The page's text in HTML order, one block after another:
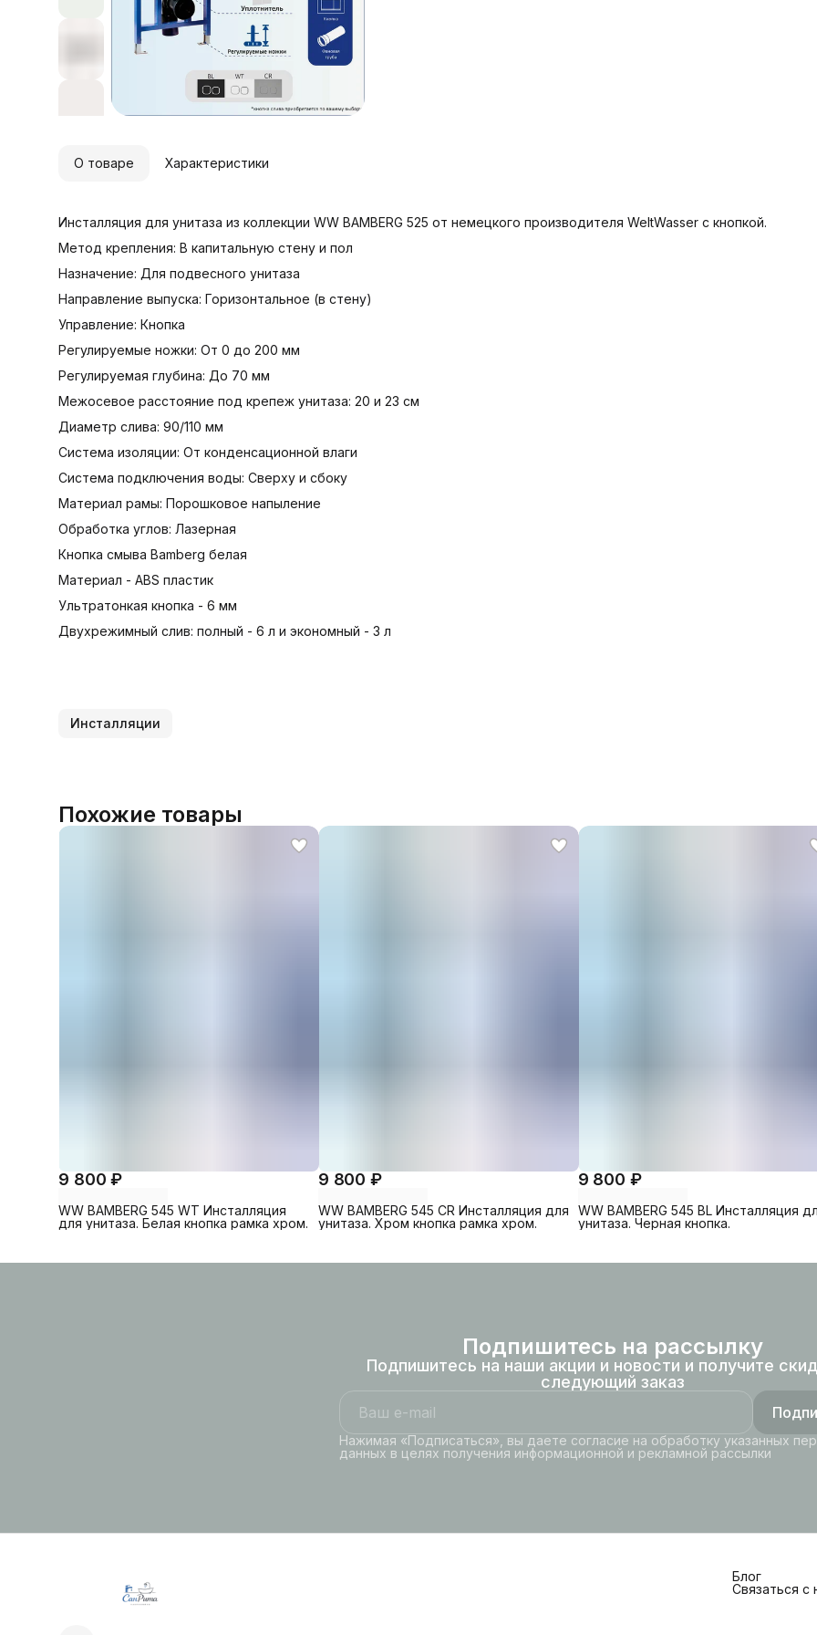
О товаре Характеристики
Инсталляция для унитаза из коллекции WW BAMBERG 525 от немецкого производителя WeltWasser с кнопкой.
Метод крепления: В капитальную стену и пол
Назначение: Для подвесного унитаза
Направление выпуска: Горизонтальное (в стену)
Управление: Кнопка
Регулируемые ножки: От 0 до 200 мм
Регулируемая глубина: До 70 мм
Межосевое расстояние под крепеж унитаза: 20 и 23 см
Диаметр слива: 90/110 мм
Система изоляции: От конденсационной влаги
Система подключения воды: Сверху и сбоку
Материал рамы: Порошковое напыление
Обработка углов: Лазерная
Кнопка смыва Bamberg белая
Материал - ABS пластик
Ультратонкая кнопка - 6 мм
Двухрежимный слив: полный - 6 л и экономный - 3 л
Инсталляции
Похожие товары
9 800 ₽
WW BAMBERG 545 WT Инсталляция
для унитаза. Белая кнопка рамка хром.
9 800 ₽
WW BAMBERG 545 CR Инсталляция для
унитаза. Хром кнопка рамка хром.
9 800 ₽
WW BAMBERG 545 BL Инсталляция
унитаза. Черная кнопка.
Подпишитесь на рассылку
Подпишитесь на наши акции и новости и получите
следующий заказ
Нажимая «Подписаться», вы даете согласие на обработку указанных
данных в целях получения информационной и рекламной рассылки
Блог
Связаться с